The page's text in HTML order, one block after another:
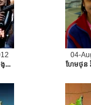
...
04-
ហែមថុន